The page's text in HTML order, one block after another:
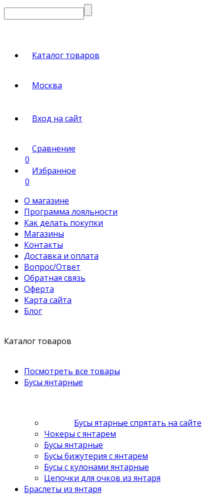
Каталог товаров
Москва
Вход на сайт
Сравнение
0
Избранное
0
О магазине
Программа лояльности
Как делать покупки
Магазины
Контакты
Доставка и оплата
Вопрос/Ответ
Обратная связь
Оферта
Карта сайта
Блог
Каталог товаров
Посмотреть все товары
Бусы янтарные
Бусы ятарные спрятать на сайте
Чокеры с янтарем
Бусы янтарные
Бусы бижутерия с янтарем
Бусы с кулонами янтарные
Цепочки для очков из янтаря
Браслеты из янтаря